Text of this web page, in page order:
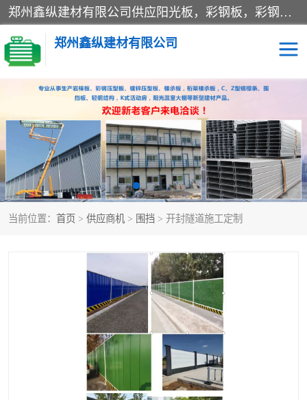
郑州鑫纵建材有限公司供应阳光板，彩钢板，彩钢钢构工程是一家集生产销售租赁安装于一体的企业，主要生产PC采光板，耐力板，仿古琉璃采光板，岩棉板、彩钢压型板、镀锌压型板、桁架楼承板，C、Z型钢檩条、围挡板、轻钢结构，阳光温室大棚等新型建材产品。公司旗下有多台移动式高空压瓦机租赁，承接全国各地业务，专业对外租赁各种型号压瓦机。
郑州鑫纵建材有限公司
当前位置： 首页 > 供应商机 > 围挡 > 开封隧道施工定制
高空瓦机租赁 ASA合成树脂仿古瓦
CZ型钢 FRP采光板
PC多层板 PC耐力板
建筑围挡 楼层板
压型彩钢板
钢结构配件
彩钢板
生产加工单板复合围挡 市